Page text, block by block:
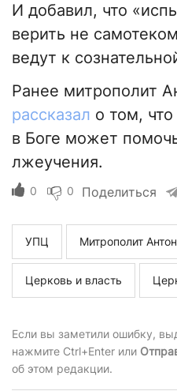
И добавил, что
верить не
ведут к
Ранее митрополит
рассказал о том,
в Боге может
лжеучения.
0 0 Поделиться
УПЦ Митрополит
Церковь и власть
Если вы заметили ошибку,
нажмите Ctrl+Enter или
об этом редакции.